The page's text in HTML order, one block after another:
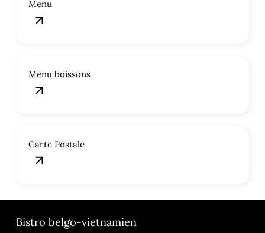
Menu
Menu boissons
Carte Postale
Bistro belgo-vietnamien